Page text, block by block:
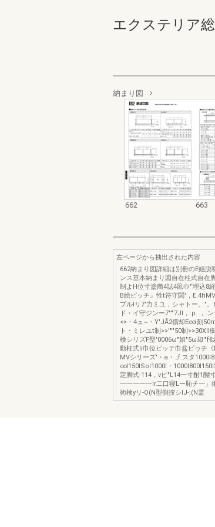
エクステリア
納まり図
662 663
左ページから抽出された内容
662納まり図詳細は別冊のE姐
ンス基本納まり図自在柱式自
制よH位寸塗商4誌4邑巾'‘埋込8
B絵ピッチ』性t符守関'，
プルIリ7'力ミユ，シャトー。"
ド・イ守ジンー7"'"7JI，:p..，.
<>・4ュ~・Y'JÃ2償却E∞l刻
ト・ミレユt制>>'"'"50制>>30Xll
検シリズF型'0006ω"姐"5ω却'"f
動柱式li巾位ピッテ巾盆ピヮチ
MVシリーズ'・a・.;f.スタ
∞I150ISoI1000I・
定脚式-114，vピ"L14一寸酎1醐
一一一一一lr二口寝Lー恥チ一」
術検yリ-O(N型側捜シIJ-;(N霊